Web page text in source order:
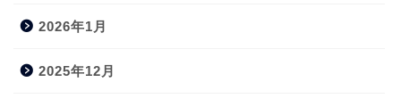
2026年1月
2025年12月